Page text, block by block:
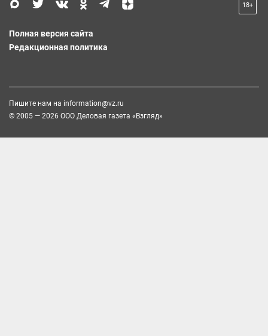
18+
Полная версия сайта
Редакционная политика
Пишите нам на information@vz.ru
© 2005 — 2026 ООО Деловая газета «Взгляд»